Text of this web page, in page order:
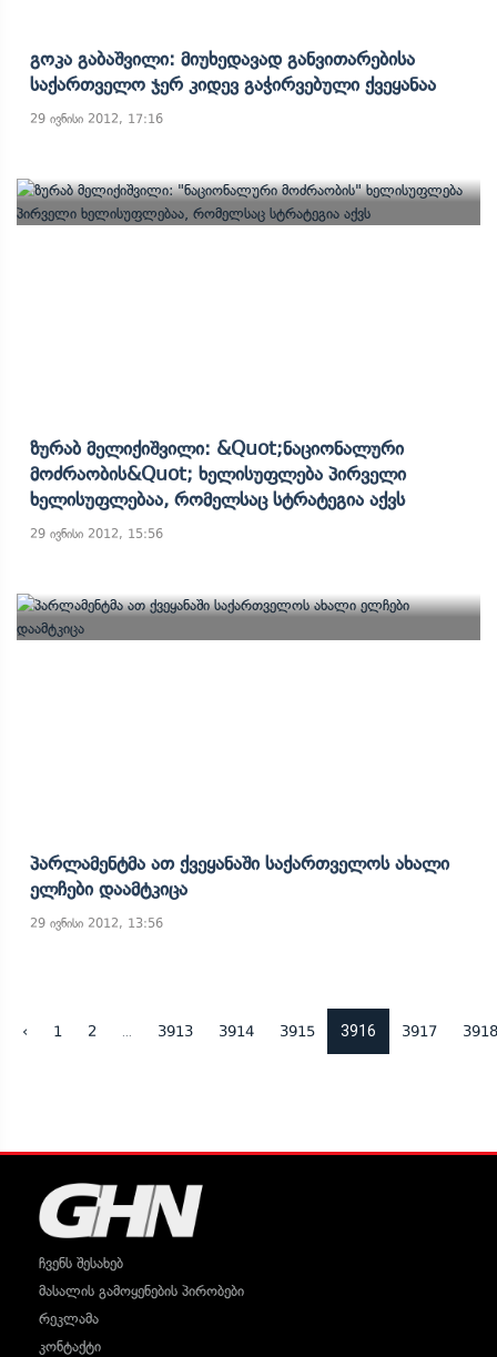
Გოკა Გაბაშვილი: Მიუხედავად Განვითარებისა
Საქართველო Ჯერ Კიდევ Გაჭირვებული Ქვეყანაა
29 ივნისი 2012, 17:16
Ზურაბ Მელიქიშვილი: &quot;ნაციონალური
Მოძრაობის&quot; Ხელისუფლება Პირველი
Ხელისუფლებაა, Რომელსაც Სტრატეგია Აქვს
29 ივნისი 2012, 15:56
Პარლამენტმა Ათ Ქვეყანაში Საქართველოს Ახალი
Ელჩები Დაამტკიცა
29 ივნისი 2012, 13:56
‹ 1 2 3913 3914 3915 3916 3917 3918
ჩვენს შესახებ
მასალის გამოყენების პირობები
რეკლამა
კონტაქტი